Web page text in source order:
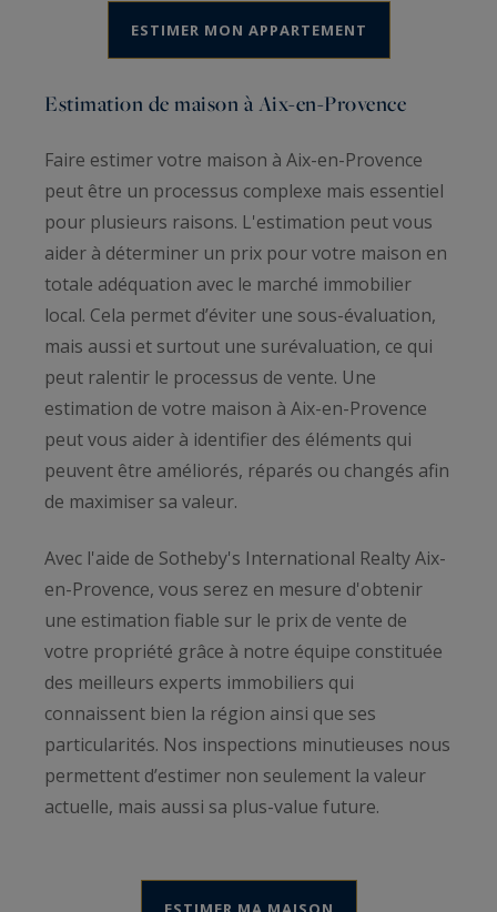
ESTIMER MON APPARTEMENT
Estimation de maison à Aix-en-Provence
Faire estimer votre maison à Aix-en-Provence
peut être un processus complexe mais essentiel
pour plusieurs raisons. L'estimation peut vous
aider à déterminer un prix pour votre maison en
totale adéquation avec le marché immobilier
local. Cela permet d’éviter une sous-évaluation,
mais aussi et surtout une surévaluation, ce qui
peut ralentir le processus de vente. Une
estimation de votre maison à Aix-en-Provence
peut vous aider à identifier des éléments qui
peuvent être améliorés, réparés ou changés afin
de maximiser sa valeur.
Avec l'aide de Sotheby's International Realty Aix-
en-Provence, vous serez en mesure d'obtenir
une estimation fiable sur le prix de vente de
votre propriété grâce à notre équipe constituée
des meilleurs experts immobiliers qui
connaissent bien la région ainsi que ses
particularités. Nos inspections minutieuses nous
permettent d’estimer non seulement la valeur
actuelle, mais aussi sa plus-value future.